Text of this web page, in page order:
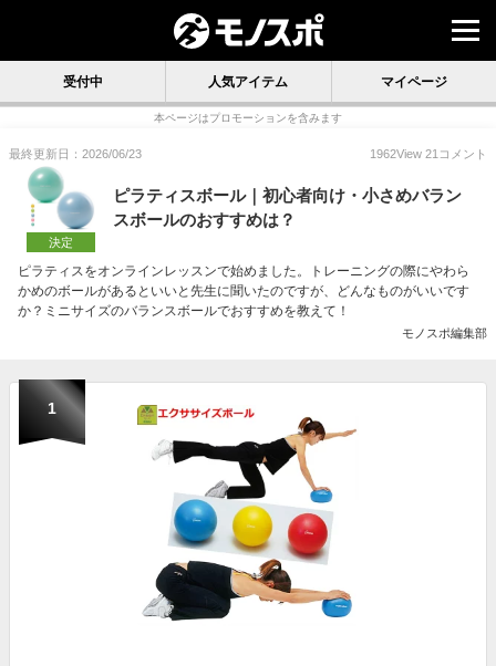
受付中 人気アイテム マイページ
本ページはプロモーションを含みます
最終更新日：2026/06/23 1962View 21 コメント
決定
ピラティスボール｜初心者向け・小さめバラン
スボールのおすすめは？
ピラティスをオンラインレッスンで始めました。トレーニングの際にやわら
かめのボールがあるといいと先生に聞いたのですが、どんなものがいいです
か？ミニサイズのバランスボールでおすすめを教えて！
モノスポ編集部
1